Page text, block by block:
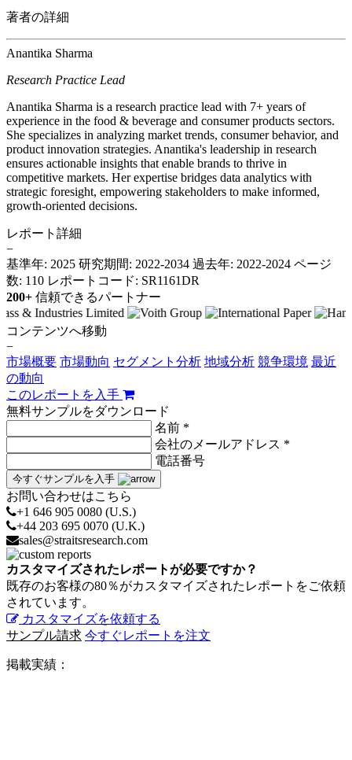
著者の詳細
Anantika Sharma
Research Practice Lead
Anantika Sharma is a research practice lead with 7+ years of
experience in the food & beverage and consumer products sectors.
She specializes in analyzing market trends, consumer behavior, and
product innovation strategies. Anantika's leadership in research
ensures actionable insights that enable brands to thrive in
competitive markets. Her expertise bridges data analytics with
strategic foresight, empowering stakeholders to make informed,
growth-oriented decisions.
レポート詳細
−
基準年: 2025 研究期間: 2022-2034 過去年: 2022-2024 ページ
数: 110 レポートコード: SR1161DR
200+ 信頼できるパートナー
コンテンツへ移動
−
市場概要 市場動向 セグメント分析 地域分析 競争環境 最近
の動向
このレポートを入手
無料サンプルをダウンロード
名前 *
会社のメールアドレス *
電話番号
今すぐサンプルを入手
お問い合わせはこちら
+1 646 905 0080 (U.S.)
+44 203 695 0070 (U.K.)
sales@straitsresearch.com
カスタマイズされたレポートが必要ですか？
既存のお客様の80％がカスタマイズされたレポートをご依頼
されています。
カスタマイズを依頼する
サンプル請求 今すぐレポートを注文
掲載実績：